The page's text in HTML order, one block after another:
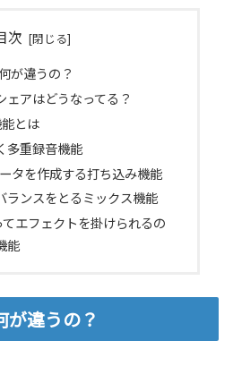
次
が違うの？
ェアはどうなってる？
とは
多重録音機能
タを作成する打ち込み機能
ランスをとるミックス機能
エフェクトを掛けられるの
能
が違うの？